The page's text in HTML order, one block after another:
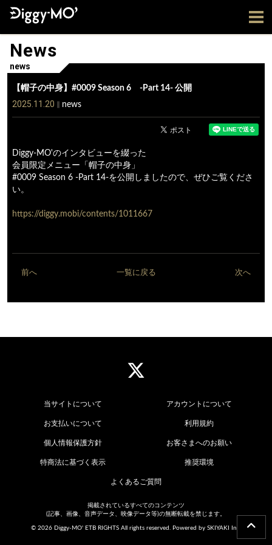
News
news
【帽子の中身】#0009 Season 6 -Part 14- 公開
2025.11.20 news
Diggy-MO'のインタビューを綴った
会員限定メニュー「帽子の中身」
#0009 Season 6 -Part 14-を公開しましたので、ぜひご覧くださ
い。
https://diggy.mobi/contents/1011667
前へ 一覧に戻る 次へ
当サイトについて アカウントについて
お支払いについて 利用規約
個人情報保護方針 お客さまへのお願い
特商法に基づく表示 推奨環境
よくあるご質問
掲載されているすべてのコンテンツ
(記事、画像、音声データ、映像データ等)の無断転載を禁じます。
© 2026 Diggy-MO' ETB RIGHTS All rights reserved. Powered by SKIYAKI Inc.